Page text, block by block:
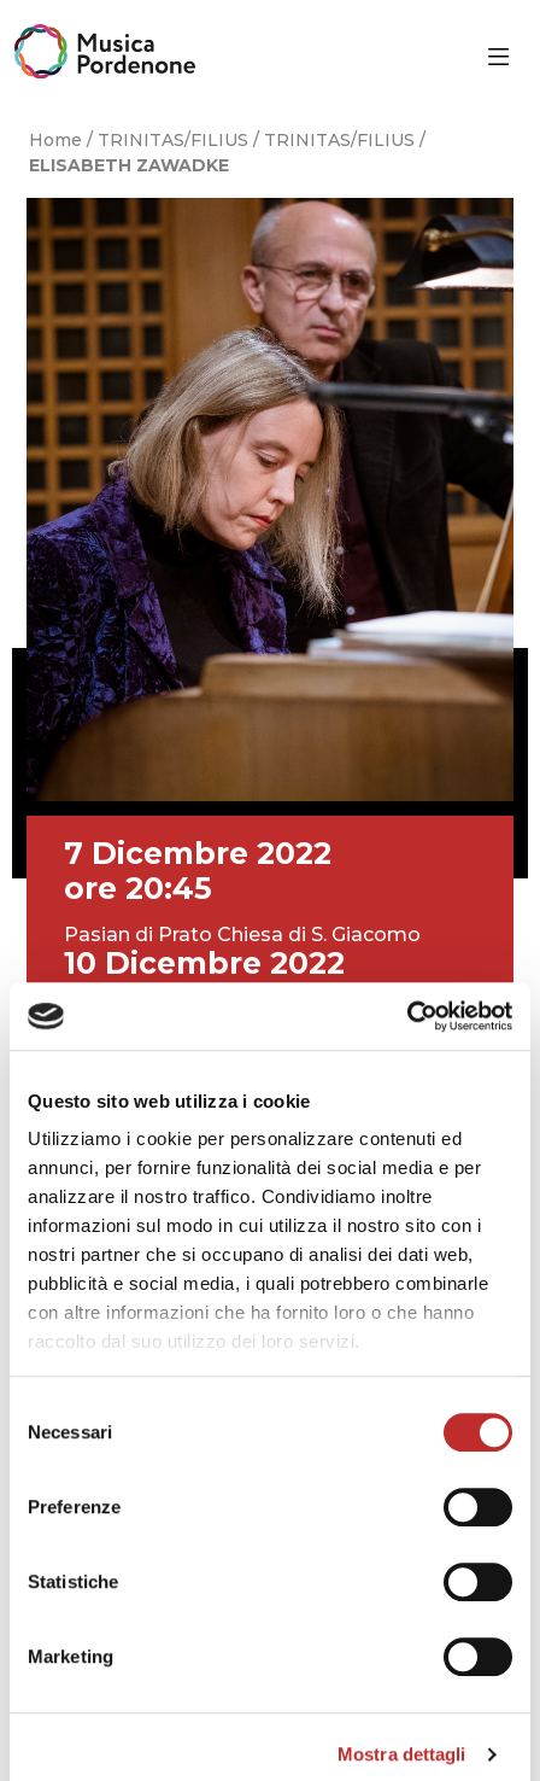
Questo sito web utilizza i cookie
Utilizziamo i cookie per personalizzare contenuti ed
annunci, per fornire funzionalità dei social media e per
analizzare il nostro traffico. Condividiamo inoltre
informazioni sul modo in cui utilizza il nostro sito con i
nostri partner che si occupano di analisi dei dati web,
pubblicità e social media, i quali potrebbero combinarle
con altre informazioni che ha fornito loro o che hanno
raccolto dal suo utilizzo dei loro servizi.
delNecessari
Preferenze
Statistiche
Marketing
Mostra dettagli
to
content
Home / TRINITAS/FILIUS / TRINITAS/FILIUS /
ELISABETH ZAWADKE
7 Dicembre 2022
ore 20:45
Pasian di Prato Chiesa di S. Giacomo
10 Dicembre 2022
Spilimbergo Chiesa dei SS. Giuseppe e
ELISABETH ZAWADKE
Musiche di Bach, Buxtehude, Sweelinck,
Mendelssohn-Bartholdy, Franck, Messiaen
Due recital organistici offrono la possibilità di
collaborare con festival e associazioni attive sul
realizzati in Friuli, vero vanto di una tradizione
tedesca che, già docente per molti anni
Indietro